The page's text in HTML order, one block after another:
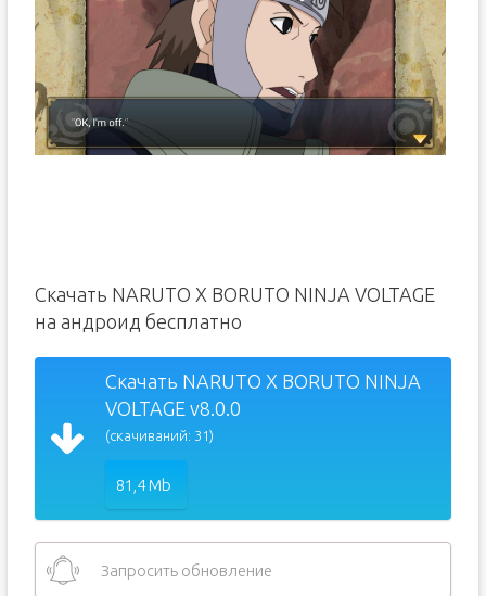
Скачать NARUTO X BORUTO NINJA VOLTAGE
на андроид бесплатно
Скачать NARUTO X BORUTO NINJA
VOLTAGE v8.0.0
(скачиваний: 31)
81,4 Mb
Запросить обновление